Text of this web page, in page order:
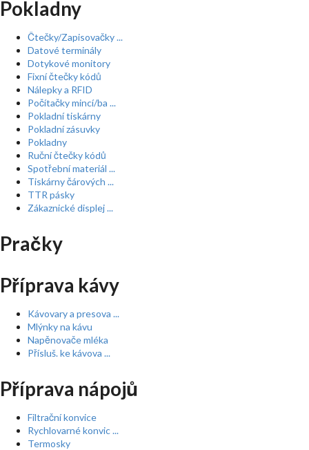
Pokladny
Čtečky/Zapisovačky ...
Datové terminály
Dotykové monitory
Fixní čtečky kódů
Nálepky a RFID
Počítačky mincí/ba ...
Pokladní tiskárny
Pokladní zásuvky
Pokladny
Ruční čtečky kódů
Spotřební materiál ...
Tiskárny čárových ...
TTR pásky
Zákaznické displej ...
Pračky
Příprava kávy
Kávovary a presova ...
Mlýnky na kávu
Napěnovače mléka
Přísluš. ke kávova ...
Příprava nápojů
Filtrační konvice
Rychlovarné konvic ...
Termosky